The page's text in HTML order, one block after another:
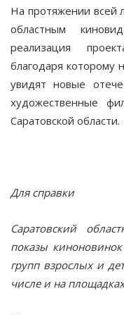
На протяжении всей
областным
реализация
благодаря которому
увидят новые
художественные
Саратовской области.
Для справки
Саратовский
показы
групп взрослых и
числе и на